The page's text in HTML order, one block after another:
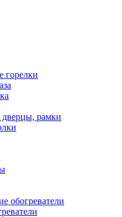
горелки
рамки
обогреватели